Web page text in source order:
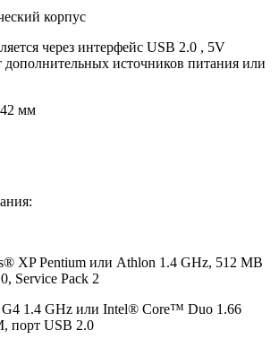
корпус
через интерфейс USB 2.0 , 5V
дополнительных источников питания или
мм
XP Pentium или Athlon 1.4 GHz, 512 MB
Service Pack 2
1.4 GHz или Intel® Core™ Duo 1.66
порт USB 2.0